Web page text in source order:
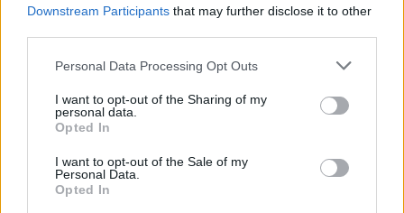
Downstream Participants that may further disclose it to other
Personal Data Processing Opt Outs
I want to opt-out of the Sharing of my
personal data.
Opted In
I want to opt-out of the Sale of my
Personal Data.
Opted In